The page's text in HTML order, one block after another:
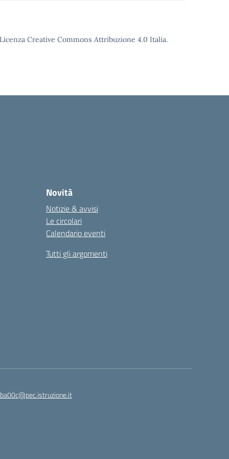
Creative Commons Attribuzione 4.0 Italia.
Novità
Notizie & avvisi
Le circolari
Calendario eventi
Tutti gli argomenti